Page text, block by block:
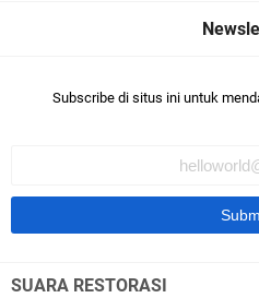
Syarief Abdullah Usulkan
Subscribe di situs ini untuk
SUARA RESTORASI